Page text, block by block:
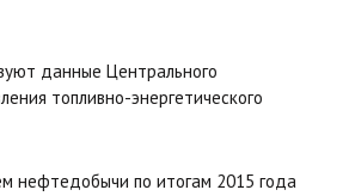
данные Центрального
топливно-энергетического
нефтедобычи по итогам 2015 года